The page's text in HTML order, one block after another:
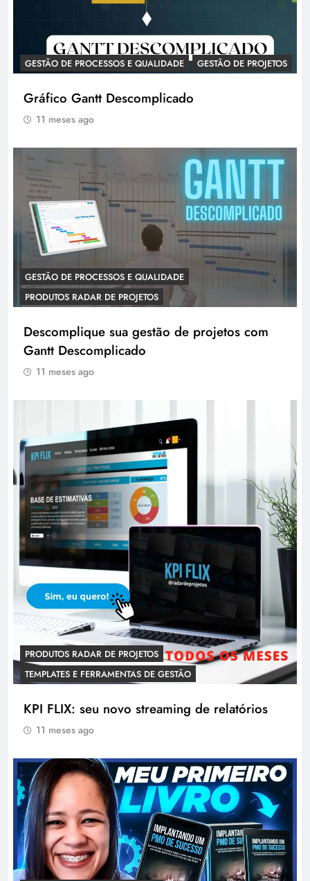
GESTÃO DE PROCESSOS E QUALIDADE GESTÃO DE PROJETOS
Gráfico Gantt Descomplicado
11 meses ago
GESTÃO DE PROCESSOS E QUALIDADE
PRODUTOS RADAR DE PROJETOS
Descomplique sua gestão de projetos com
Gantt Descomplicado
11 meses ago
PRODUTOS RADAR DE PROJETOS
TEMPLATES E FERRAMENTAS DE GESTÃO
KPI FLIX: seu novo streaming de relatórios
11 meses ago